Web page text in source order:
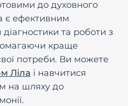
до духовного
є ефективним
та роботи з
краще
потреби. Ви можете
Ліла і навчитися
на шляху до